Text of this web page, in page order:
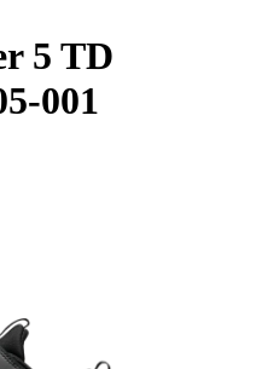
5 TD
001